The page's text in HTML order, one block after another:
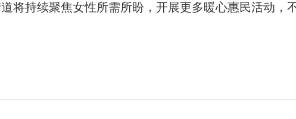
将持续聚焦女性所需所盼，开展更多暖心惠民活动，